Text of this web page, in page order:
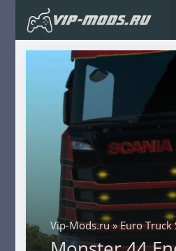
Vip-Mods.ru»Euro Truck